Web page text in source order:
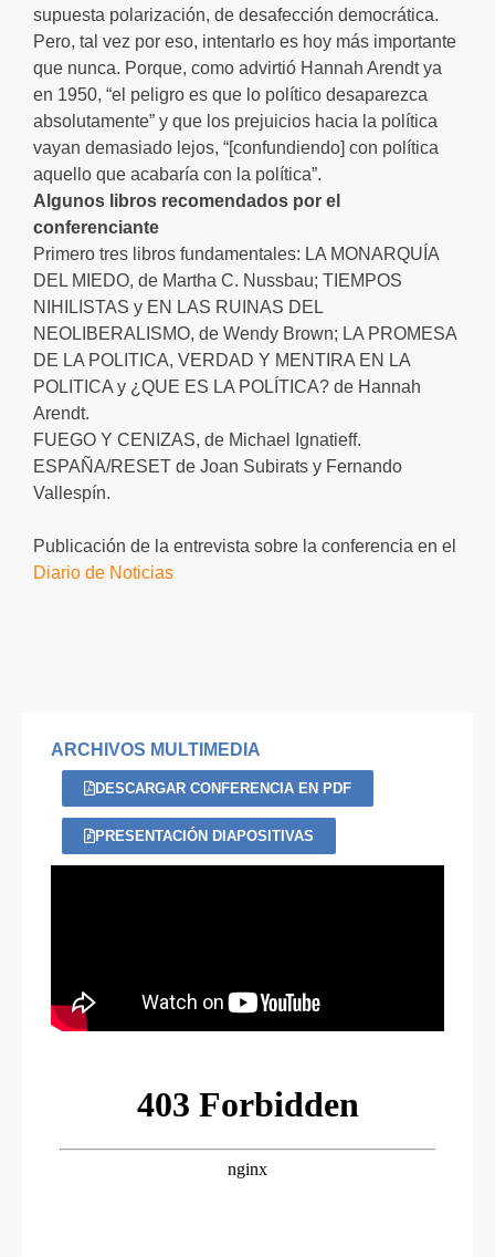
supuesta polarización, de desafección democrática.
Pero, tal vez por eso, intentarlo es hoy más importante
que nunca. Porque, como advirtió Hannah Arendt ya
en 1950, “el peligro es que lo político desaparezca
absolutamente” y que los prejuicios hacia la política
vayan demasiado lejos, “[confundiendo] con política
aquello que acabaría con la política”.
Algunos libros recomendados por el
conferenciante
Primero tres libros fundamentales: LA MONARQUÍA
DEL MIEDO, de Martha C. Nussbau; TIEMPOS
NIHILISTAS y EN LAS RUINAS DEL
NEOLIBERALISMO, de Wendy Brown; LA PROMESA
DE LA POLITICA, VERDAD Y MENTIRA EN LA
POLITICA y ¿QUE ES LA POLÍTICA? de Hannah
Arendt.
FUEGO Y CENIZAS, de Michael Ignatieff.
ESPAÑA/RESET de Joan Subirats y Fernando
Vallespín.
Publicación de la entrevista sobre la conferencia en el
Diario de Noticias
ARCHIVOS MULTIMEDIA
DESCARGAR CONFERENCIA EN PDF
PRESENTACIÓN DIAPOSITIVAS